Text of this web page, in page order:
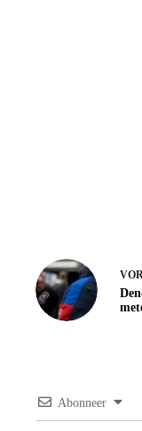
Abonneer